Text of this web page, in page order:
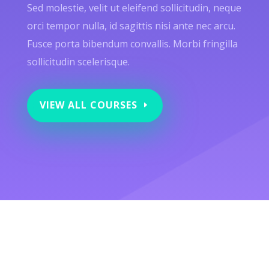
Sed molestie, velit ut eleifend sollicitudin, neque
orci tempor nulla, id sagittis nisi ante nec arcu.
Fusce porta bibendum convallis. Morbi fringilla
sollicitudin scelerisque.
VIEW ALL COURSES